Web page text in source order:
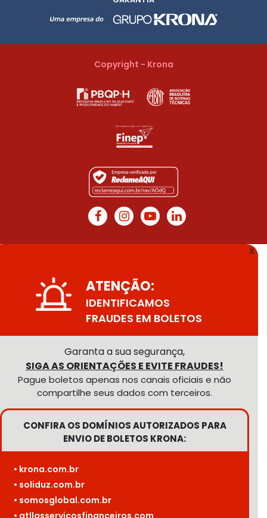
Copyright - Krona
X
ATENÇÃO:
IDENTIFICAMOS
FRAUDES EM BOLETOS
Garanta a sua segurança,
SIGA AS ORIENTAÇÕES E EVITE FRAUDES!
Pague boletos apenas nos canais oficiais e não
compartilhe seus dados com terceiros.
CONFIRA OS DOMÍNIOS AUTORIZADOS PARA
ENVIO DE BOLETOS KRONA:
• krona.com.br
• soliduz.com.br
• somosglobal.com.br
• atllasservicosfinanceiros.com